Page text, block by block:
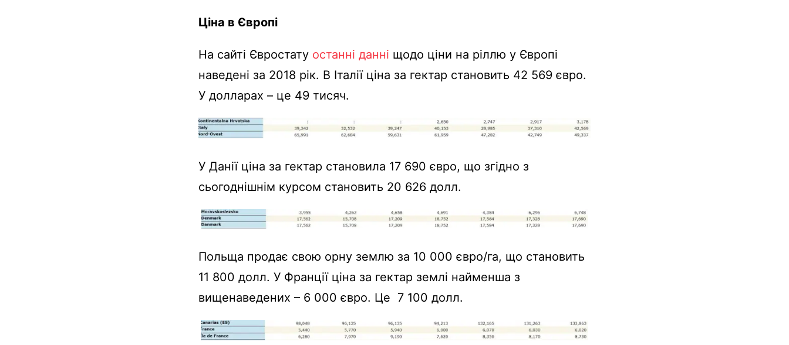
Ціна в Європі
На сайті Євростату останні данні щодо ціни на ріллю у Європі
наведені за 2018 рік. В Італії ціна за гектар становить 42 569 євро.
У долларах – це 49 тисяч.
У Данії ціна за гектар становила 17 690 євро, що згідно з
сьогоднішнім курсом становить 20 626 долл.
Польща продає свою орну землю за 10 000 євро/га, що становить
11 800 долл. У Франції ціна за гектар землі найменша з
вищенаведених – 6 000 євро. Це 7 100 долл.